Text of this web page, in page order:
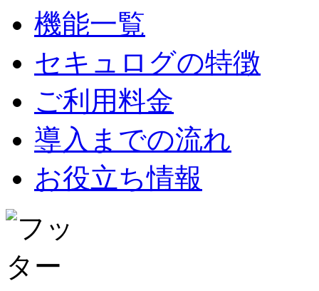
機能一覧
セキュログの特徴
ご利用料金
導入までの流れ
お役立ち情報